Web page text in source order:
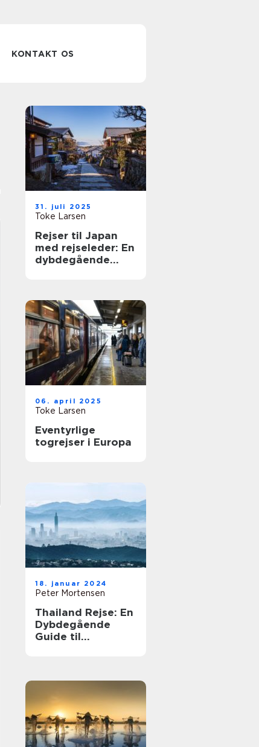
KONTAKT OS
31. juli 2025
Toke Larsen
Rejser til Japan
med rejseleder: En
dybdegående
06. april 2025
Toke Larsen
Eventyrlige
togrejser i Europa
18. januar 2024
Peter Mortensen
Thailand Rejse: En
Dybdegående
Guide til